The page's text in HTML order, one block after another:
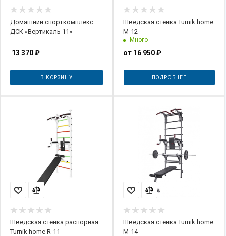
Домашний спорткомплекс
ДСК «Вертикаль 11»
13 370₽
В КОРЗИНУ
Шведская стенка Turnik home
М-12
Много
от 16 950 ₽
ПОДРОБНЕЕ
Шведская стенка распорная
Turnik home R-11
Шведская стенка Turnik home
М-14